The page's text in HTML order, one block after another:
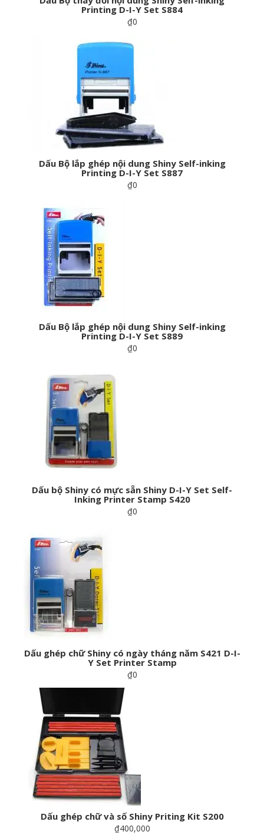
Printing D-I-Y Set S884
₫0
Dấu Bộ lắp ghép nội dung Shiny Self-inking
Printing D-I-Y Set S887
₫0
Dấu Bộ lắp ghép nội dung Shiny Self-inking
Printing D-I-Y Set S889
₫0
Dấu bộ Shiny có mực sẵn Shiny D-I-Y Set Self-
Inking Printer Stamp S420
₫0
Dấu ghép chữ Shiny có ngày tháng năm S421 D-I-
Y Set Printer Stamp
₫0
Dấu ghép chữ và số Shiny Priting Kit S200
₫400,000